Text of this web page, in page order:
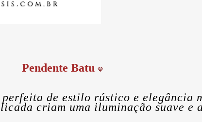
Pendente Batu 💙
de estilo rústico e elegância
criam uma iluminação suave e